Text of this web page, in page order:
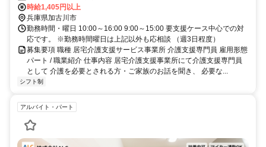
時給1,405円以上
兵庫県加古川市
勤務時間・曜日 10:00～16:00 9:00～15:00 要支援ケース中心での対
応です。 ※勤務時間曜日は上記以外も応相談 （週3日程度）
募集要項 職種 居宅介護支援サービス事業所 介護支援専門員 雇用形態
パート / 職業紹介 仕事内容 居宅介護支援事業所にて介護支援専門員
として 介護を必要とされる方・ご家族のお話を聞き、 必要な...
シフト制
アルバイト・パート